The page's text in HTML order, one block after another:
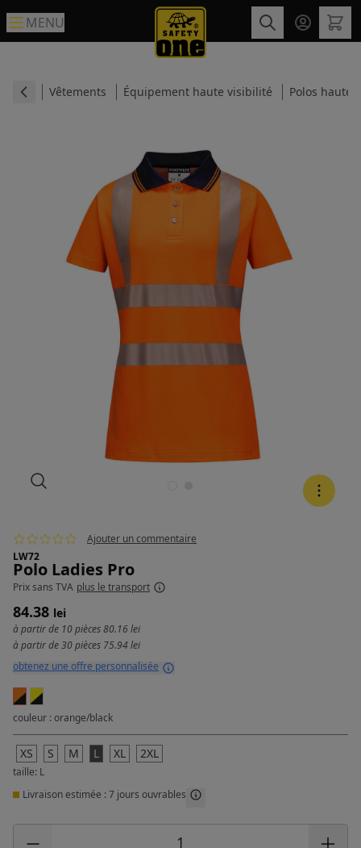
MENU
Vêtements Équipement haute visibilité Polos haute
LW72
Polo Ladies Pro
Ajouter un commentaire
Prixsans TVA plus le transport
84.38 lei
à partir de 10 pièces80.16 lei
à partir de 30 pièces 75.94 lei
obtenez une offre personnalisée
couleur : orange/black
XS S M L XL 2XL
taille: L
Livraison estimée : 7 jours ouvrables